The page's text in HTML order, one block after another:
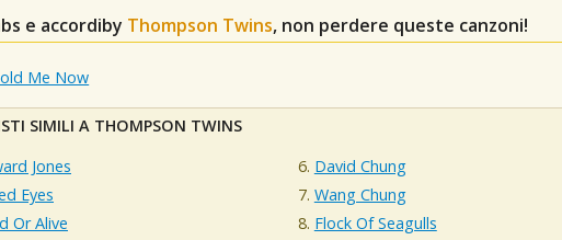
e accordiby Thompson Twins, non perdere queste canzoni!
Me Now
SIMILI A THOMPSON TWINS
Jones
Eyes
Or Alive
David Chung
Wang Chung
Flock Of Seagulls